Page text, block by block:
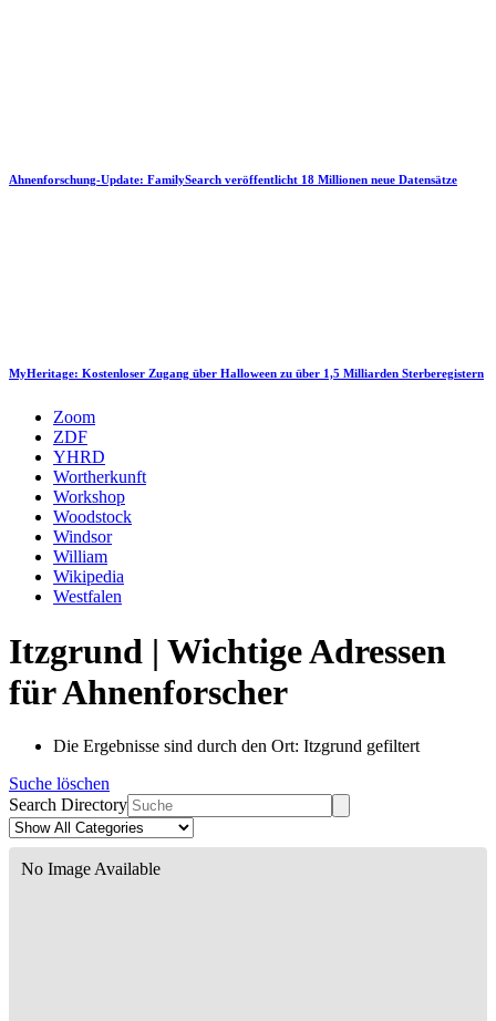
Ahnenforschung-Update: FamilySearch veröffentlicht 18 Millionen neue Datensätze
MyHeritage: Kostenloser Zugang über Halloween zu über 1,5 Milliarden Sterberegistern
Zoom
ZDF
YHRD
Wortherkunft
Workshop
Woodstock
Windsor
William
Wikipedia
Westfalen
Itzgrund | Wichtige Adressen
für Ahnenforscher
Die Ergebnisse sind durch den Ort: Itzgrund gefiltert
Suche löschen
Search Directory
No Image Available